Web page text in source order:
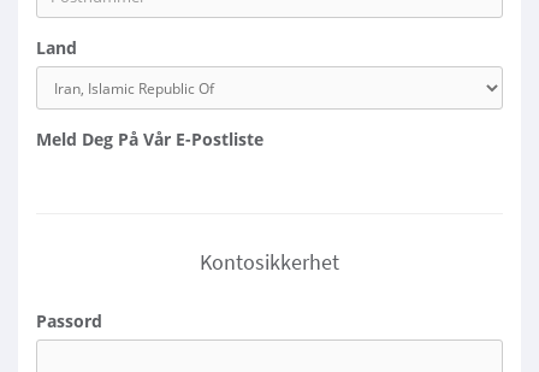
Land
Meld Deg På Vår E-Postliste
Kontosikkerhet
Passord